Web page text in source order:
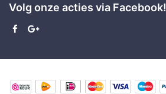
op
nieuwsbrief
Volg onze acties via Facebook!